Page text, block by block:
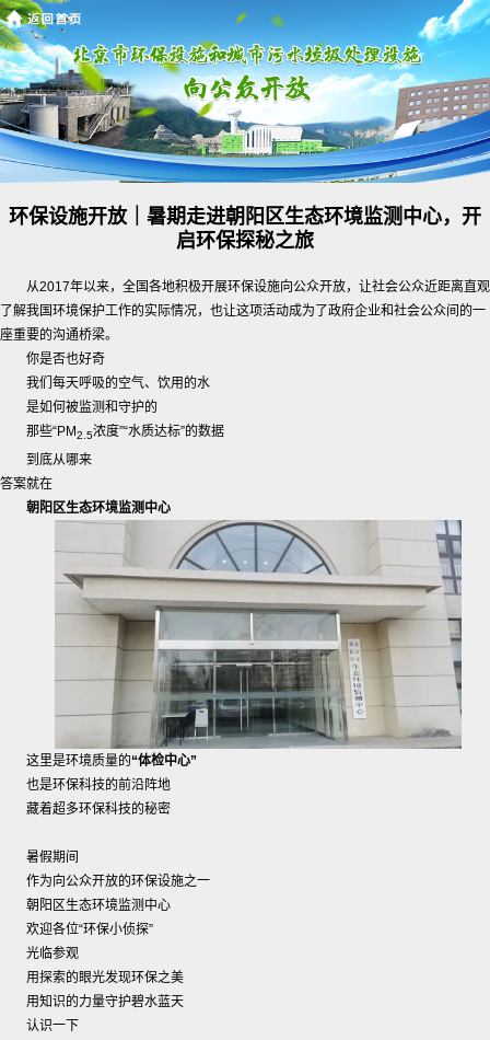
环保设施开放｜暑期走进朝阳区生态环境监测中心，开
启环保探秘之旅
从2017年以来，全国各地积极开展环保设施向公众开放，让社会公众近距离直观
了解我国环境保护工作的实际情况，也让这项活动成为了政府企业和社会公众间的一
座重要的沟通桥梁。
你是否也好奇
我们每天呼吸的空气、饮用的水
是如何被监测和守护的
那些“PM2.5浓度”“水质达标”的数据
到底从哪来
答案就在
朝阳区生态环境监测中心
这里是环境质量的“体检中心”
也是环保科技的前沿阵地
藏着超多环保科技的秘密
暑假期间
作为向公众开放的环保设施之一
朝阳区生态环境监测中心
欢迎各位“环保小侦探”
光临参观
用探索的眼光发现环保之美
用知识的力量守护碧水蓝天
认识一下